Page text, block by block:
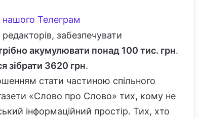
Телеграм
забезпечувати
акумулювати понад 100 тис. грн.
зібрати 3620 грн.
стати частиною спільного
«Слово про Слово» тих, кому не
інформаційний простір. Тих, хто